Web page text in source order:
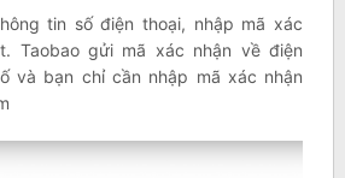
tin số điện thoại, nhập mã xác
Taobao gửi mã xác nhận về điện
và bạn chỉ cần nhập mã xác nhận